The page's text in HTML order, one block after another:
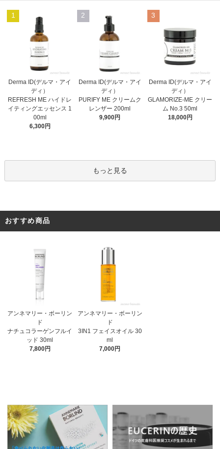
1
Derma ID(デルマ・アイ
ディ）
REFRESH ME ハイドレ
イティングエッセンス 1
00ml
6,300円
2
Derma ID(デルマ・アイ
ディ）
PURIFY ME クリームク
レンザー 200ml
9,900円
3
Derma ID(デルマ・アイ
ディ）
GLAMORIZE-ME クリー
ム No.3 50ml
18,000円
もっと見る
おすすめ商品
アンネマリー・ボーリン
ド
ナチュコラーゲンフルイ
ッド 30ml
7,800円
アンネマリー・ボーリン
ド
3IN1 フェイスオイル 30
ml
7,000円